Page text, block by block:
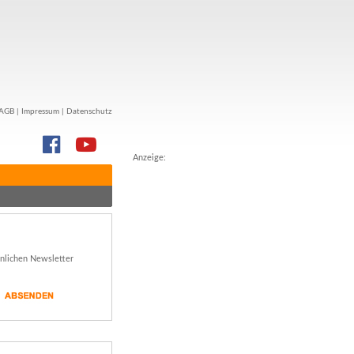
Anzeige:
Impressum Datenschutz
Newsletter